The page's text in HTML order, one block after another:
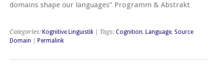
domains shape our languages” Programm & Abstrakt
Categories: Kognitive Linguistik | Tags: Cognition, Language, Source
Domain
Permalink